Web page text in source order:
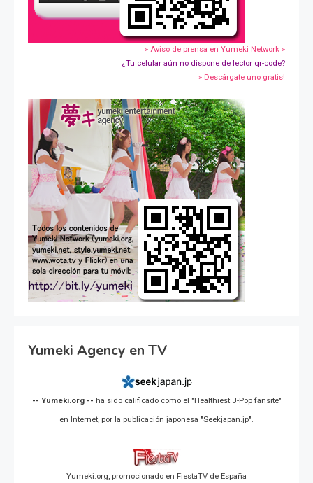
» Aviso de prensa en Yumeki Network »
¿Tu celular aún no dispone de lector qr-code?
» Descárgate uno gratis!
Yumeki Agency en TV
-- Yumeki.org -- ha sido calificado como el "Healthiest J-Pop fansite"
en Internet, por la publicación japonesa "Seekjapan.jp".
Yumeki.org, promocionado en FiestaTV de España